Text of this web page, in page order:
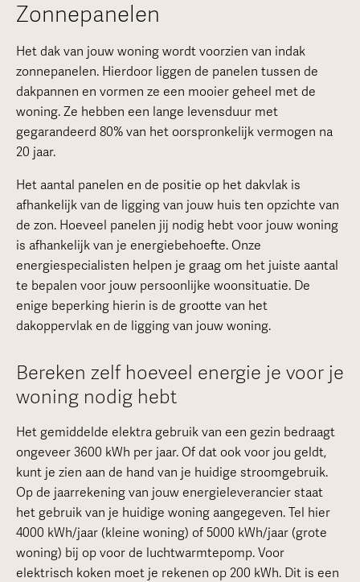
Zonnepanelen
Het dak van jouw woning wordt voorzien van indak
zonnepanelen. Hierdoor liggen de panelen tussen de
dakpannen en vormen ze een mooier geheel met de
woning. Ze hebben een lange levensduur met
gegarandeerd 80% van het oorspronkelijk vermogen na
20 jaar.
Het aantal panelen en de positie op het dakvlak is
afhankelijk van de ligging van jouw huis ten opzichte van
de zon. Hoeveel panelen jij nodig hebt voor jouw woning
is afhankelijk van je energiebehoefte. Onze
energiespecialisten helpen je graag om het juiste aantal
te bepalen voor jouw persoonlijke woonsituatie. De
enige beperking hierin is de grootte van het
dakoppervlak en de ligging van jouw woning.
Bereken zelf hoeveel energie je voor je
woning nodig hebt
Het gemiddelde elektra gebruik van een gezin bedraagt
ongeveer 3600 kWh per jaar. Of dat ook voor jou geldt,
kunt je zien aan de hand van je huidige stroomgebruik.
Op de jaarrekening van jouw energieleverancier staat
het gebruik van je huidige woning aangegeven. Tel hier
4000 kWh/jaar (kleine woning) of 5000 kWh/jaar (grote
woning) bij op voor de luchtwarmtepomp. Voor
elektrisch koken moet je rekenen op 200 kWh. Dit is een